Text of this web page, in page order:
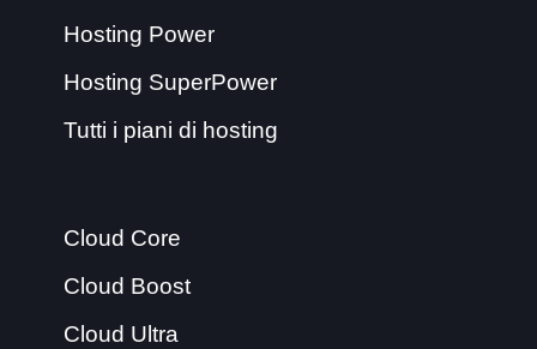
Hosting Power
Hosting SuperPower
Tutti i piani di hosting
Cloud Core
Cloud Boost
Cloud Ultra